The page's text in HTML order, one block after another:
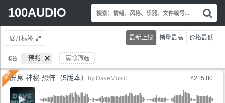
100AUDIO
Search
索
情
绪
乐
文
展开标签
标签: 预兆 清除筛选
最新上线 销量最高 价格最低
¥215.80
屏息 神秘 恐怖（5版本） by DaveMusic